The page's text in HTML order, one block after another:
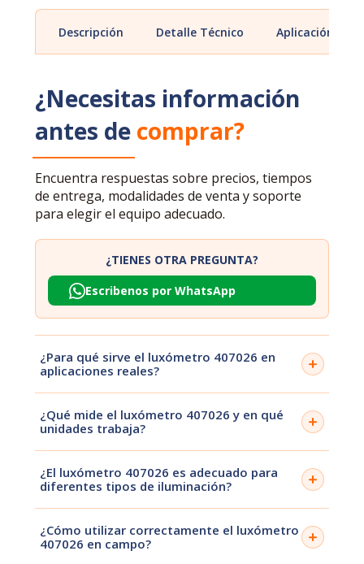
Descripción Detalle Técnico Aplicación
¿Necesitas información
antes de comprar?
Encuentra respuestas sobre precios, tiempos
de entrega, modalidades de venta y soporte
para elegir el equipo adecuado.
¿TIENES OTRA PREGUNTA?
Escribenos por WhatsApp
¿Para qué sirve el luxómetro 407026 en
aplicaciones reales?
en ambientes laborales, comerciales e industriales.
Permite evaluar si las condiciones de luz son
adecuadas para tareas específicas y cumplir con
¿Qué mide el luxómetro 407026 y en qué
unidades trabaja?
representa la cantidad de luz que incide sobre una
superficie. Esta medición es clave para evaluar la
calidad de iluminación en distintos entornos.
¿El luxómetro 407026 es adecuado para
diferentes tipos de iluminación?
oficinas, almacenes, industria y otros espacios donde
se requiera verificar niveles de luz,
¿Cómo utilizar correctamente el luxómetro
407026 en campo?